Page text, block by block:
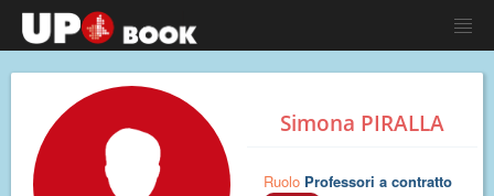
Simona PIRALLA
Ruolo Professori a contratto